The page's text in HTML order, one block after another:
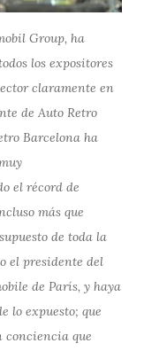
Group, ha
los expositores
claramente en
de Auto Retro
Barcelona ha
el récord de
más que
de toda la
el presidente del
de París, y haya
lo expuesto; que
conciencia que